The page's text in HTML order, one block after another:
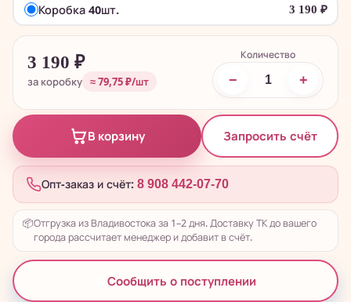
Коробка 40шт. 3 190 ₽
3 190 ₽
за коробку ≈ 79,75 ₽/шт
Количество
− +
В корзину Запросить счёт
Опт-заказ и счёт: 8 908 442-07-70
📦Отгрузка из Владивостока за 1–2 дня. Доставку ТК до вашего
города рассчитает менеджер и добавит в счёт.
Сообщить о поступлении